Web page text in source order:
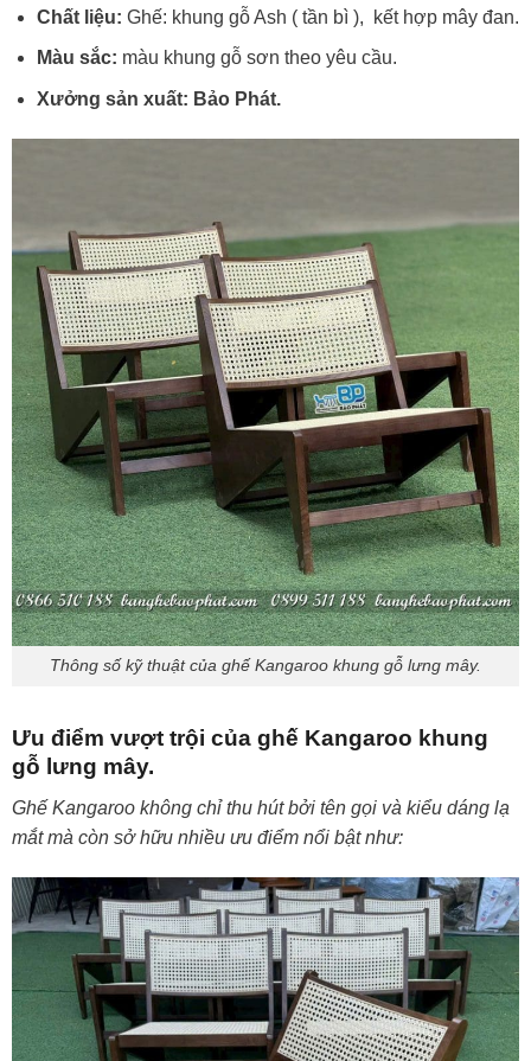
Chất liệu: Ghế: khung gỗ Ash ( tần bì ), kết hợp mây đan.
Màu sắc: màu khung gỗ sơn theo yêu cầu.
Xưởng sản xuất: Bảo Phát.
Thông số kỹ thuật của ghế Kangaroo khung gỗ lưng mây.
Ưu điểm vượt trội của ghế Kangaroo khung
gỗ lưng mây.
Ghế Kangaroo không chỉ thu hút bởi tên gọi và kiểu dáng lạ
mắt mà còn sở hữu nhiều ưu điểm nổi bật như: